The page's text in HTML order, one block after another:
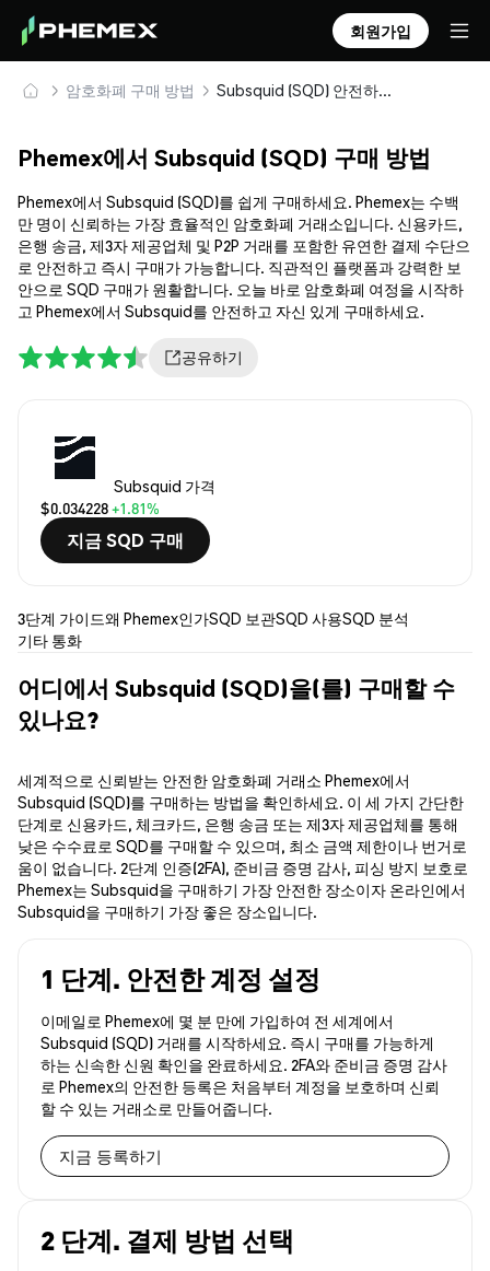
회원가입
암호화폐 구매 방법 Subsquid (SQD) 안전하게 구매 및 보관
Phemex에서 Subsquid (SQD) 구매 방법
Phemex에서 Subsquid (SQD)를 쉽게 구매하세요. Phemex는 수백
만 명이 신뢰하는 가장 효율적인 암호화폐 거래소입니다. 신용카드,
은행 송금, 제3자 제공업체 및 P2P 거래를 포함한 유연한 결제 수단으
로 안전하고 즉시 구매가 가능합니다. 직관적인 플랫폼과 강력한 보
안으로 SQD 구매가 원활합니다. 오늘 바로 암호화폐 여정을 시작하
고 Phemex에서 Subsquid를 안전하고 자신 있게 구매하세요.
공유하기
Subsquid 가격
$0.034228+1.81%
지금 SQD 구매
3단계 가이드왜 Phemex인가SQD 보관SQD 사용SQD 분석
기타 통화
어디에서 Subsquid (SQD)을(를) 구매할 수
있나요?
세계적으로 신뢰받는 안전한 암호화폐 거래소 Phemex에서
Subsquid (SQD)를 구매하는 방법을 확인하세요. 이 세 가지 간단한
단계로 신용카드, 체크카드, 은행 송금 또는 제3자 제공업체를 통해
낮은 수수료로 SQD를 구매할 수 있으며, 최소 금액 제한이나 번거로
움이 없습니다. 2단계 인증(2FA), 준비금 증명 감사, 피싱 방지 보호로
Phemex는 Subsquid을 구매하기 가장 안전한 장소이자 온라인에서
Subsquid을 구매하기 가장 좋은 장소입니다.
1 단계. 안전한 계정 설정
이메일로 Phemex에 몇 분 만에 가입하여 전 세계에서
Subsquid (SQD) 거래를 시작하세요. 즉시 구매를 가능하게
하는 신속한 신원 확인을 완료하세요. 2FA와 준비금 증명 감사
로 Phemex의 안전한 등록은 처음부터 계정을 보호하며 신뢰
할 수 있는 거래소로 만들어줍니다.
지금 등록하기
2 단계. 결제 방법 선택